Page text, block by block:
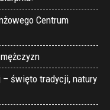
Centrum
święto tradycji, natury